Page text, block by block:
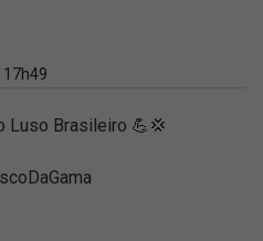
Luso Brasileiro 💪💢